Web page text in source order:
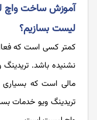
آموزش ساخت واچ
لیست بسازیم؟
کمتر کسی است که
نشنیده باشد. تریدینگ
مالی است که بسیاری
تریدینگ ویو خدمات